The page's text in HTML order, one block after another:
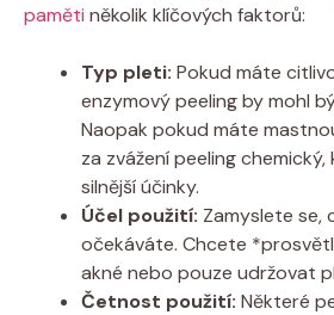
paměti několik klíčových faktorů:
Typ pleti: Pokud máte
enzymový peeling by mohl
Naopak pokud máte
za zvážení peeling
silnější účinky.
Účel použití: Zamyslete se,
očekáváte. Chcete
akné nebo pouze udržovat
Četnost použití: Některé